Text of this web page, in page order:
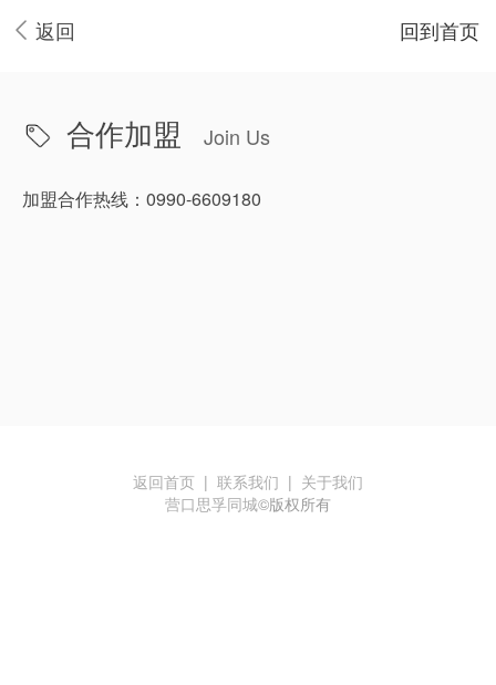
返回 回到首页
合作加盟 Join Us
加盟合作热线：0990-6609180
返回首页 | 联系我们 | 关于我们
营口思孚同城©版权所有